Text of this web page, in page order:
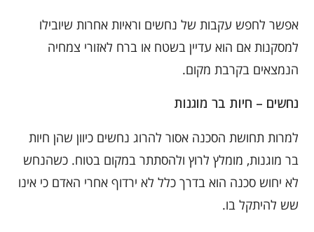
אפשר לחפש עקבות של נחשים וראיות אחרות שיובילו
למסקנות אם הוא עדיין בשטח או ברח לאזורי צמחיה
הנמצאים בקרבת מקום.
נחשים – חיות בר מוגנות
למרות תחושת הסכנה אסור להרוג נחשים כיוון שהן חיות
בר מוגנות, מומלץ לרוץ ולהסתתר במקום בטוח. כשהנחש
לא יחוש סכנה הוא בדרך כלל לא ירדוף אחרי האדם כי אינו
שש להיתקל בו.